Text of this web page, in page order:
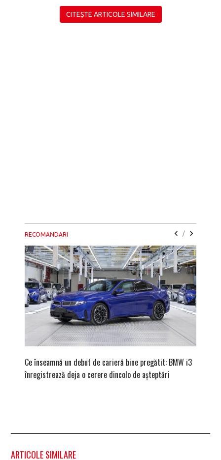
CITEȘTE ARTICOLE SIMILARE
RECOMANDARI /
Ce înseamnă un debut de carieră bine pregătit: BMW i3
înregistrează deja o cerere dincolo de așteptări
ARTICOLE SIMILARE